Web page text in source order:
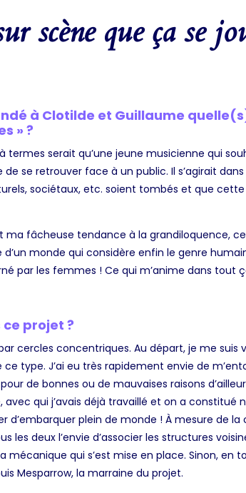
scène que ça se
à Clotilde et Guillaume
» ?
à termes serait qu’une jeune musicienne qui
se retrouver face à un public. Il s’agirait dans
sociétaux, etc. soient tombés et que
ma fâcheuse tendance à la grandiloquence,
monde qui considère enfin le genre
par les femmes ! Ce qui m’anime dans tout
projet ?
cercles concentriques. Au départ,je me suis
type. J’ai eu très rapidement envie de
de bonnes ou de mauvaises raisons
avec qui j’avais déjà travaillé et on a constitué
d’embarquer plein de monde ! À mesure de
les deux l’envie d’associer les structures
mécanique qui s’est mise en place. Sinon, en
Mesparrow, la marraine du projet.